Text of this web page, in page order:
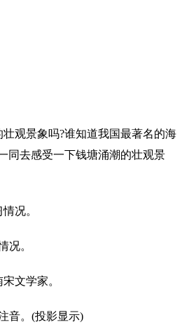
景象吗?谁知道我国最著名的海
同去感受一下钱塘涌潮的壮观景
况。
。
文学家。
。(投影显示)